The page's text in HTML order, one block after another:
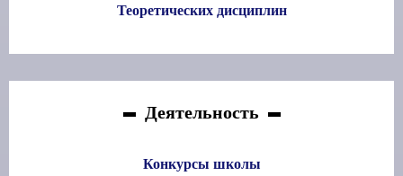
Теоретических дисциплин
Деятельность
Конкурсы школы